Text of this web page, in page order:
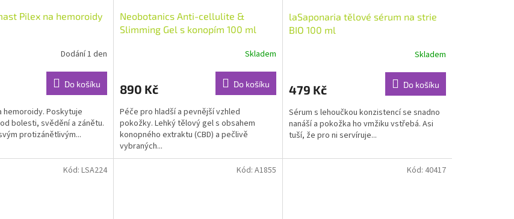
Pilex na hemoroidy
Dodání 1 den
Do košíku
hemoroidy. Poskytuje
bolesti, svědění a zánětu.
protizánětlivým...
Neobotanics Anti-cellulite &
Slimming Gel s konopím 100 ml
je
z
5
hvězdiček.
Skladem
890 Kč Do košíku
Péče pro hladší a pevnější vzhled
pokožky. Lehký tělový gel s obsahem
konopného extraktu (CBD) a pečlivě
vybraných...
laSaponaria tělové sérum na strie
BIO 100 ml
je
z
5
hvězdiček.
Skladem
479 Kč Do košíku
Sérum s lehoučkou konzistencí se snadno
nanáší a pokožka ho vmžiku vstřebá. Asi
tuší, že pro ni servíruje...
Kód: LSA224 Kód: A1855 Kód: 40417